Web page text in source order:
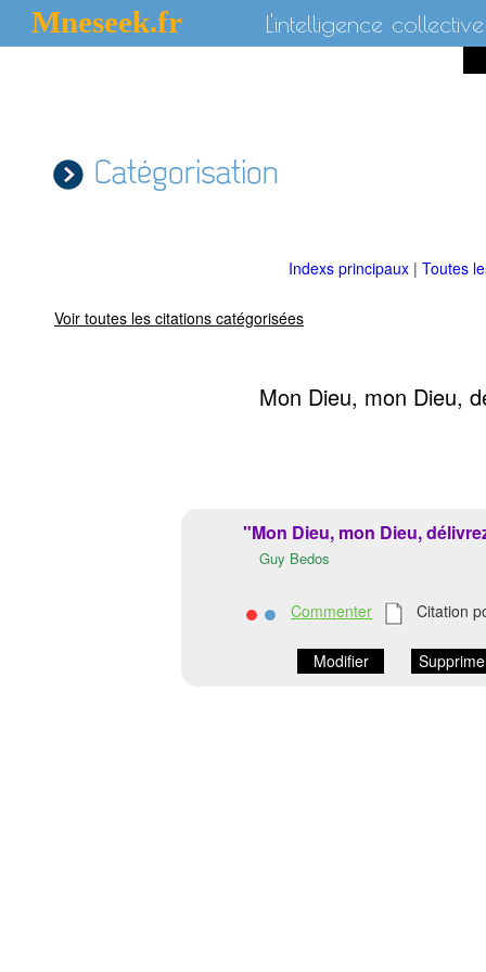
Mneseek.fr L'intelligence collective
Catégorisation
Indexs principaux | Toutes
Voir toutes les citations catégorisées
Mon Dieu, mon Dieu,
"Mon Dieu, mon Dieu,
Guy Bedos
Commenter Citation
Modifier